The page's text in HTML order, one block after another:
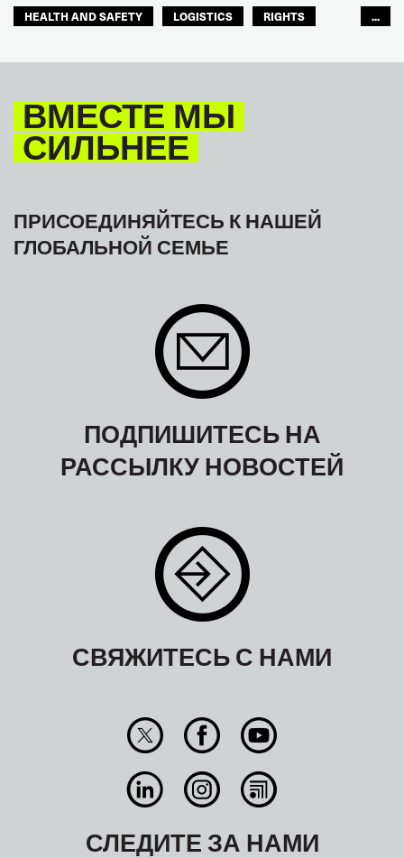
HEALTH AND SAFETY LOGISTICS
RIGHTS
...
ВМЕСТЕ МЫ
СИЛЬНЕЕ
ПРИСОЕДИНЯЙТЕСЬ К НАШЕЙ
ГЛОБАЛЬНОЙ СЕМЬЕ
ПОДПИШИТЕСЬ НА
РАССЫЛКУ НОВОСТЕЙ
СВЯЖИТЕСЬ С НАМИ
СЛЕДИТЕ ЗА НАМИ